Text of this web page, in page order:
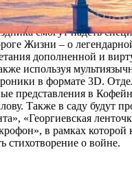
праздничная
программа в Летнем
смогут надеть
Жизни – о
дополненной и
используя
в формате 3D.
представления в
Также в саду будут
«Георгиевская
в рамках
стихотворение о войне.